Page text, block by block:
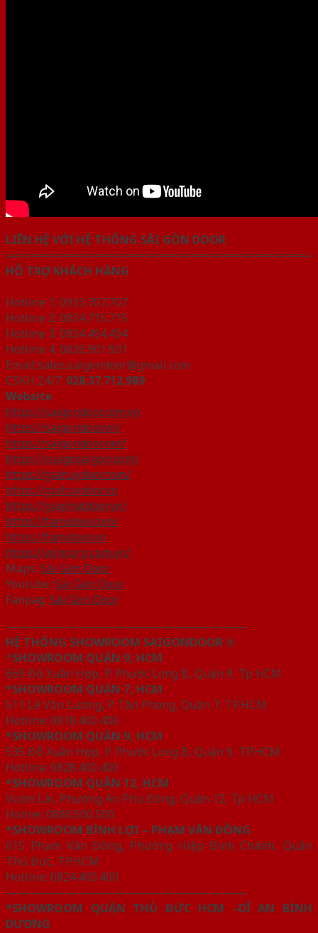
LIÊN HỆ VỚI HỆ THỐNG SÀI GÒN DOOR
================================================
HỖ TRỢ KHÁCH HÀNG
Hotline 1: 0933.707.707
Hotline 2: 0834.715.715
Hotline 3: 0834.494.494
Hotline 4: 0826.901.901
Email:sales.saigondoor@gmail.com
CSKH 24/7: 028.37.712.989
Website
https://saigondoor.com.vn
https://saigondoor.vn/
https://saigondoor.net/
https://cuagosaigon.com/
https://giahuydoor.com/
https://giahuydoor.vn
https://giaphatdoor.vn/
https://famidoor.com/
https://famidoor.vn
https://wincorp.com.vn/
Maps: Sài Gòn Door
Youtube: Sài Gòn Door
Fanpag: Sài Gòn Door
————————————————————
HỆ THỐNG SHOWROOM SAIGONDOOR ®
*SHOWROOM QUẬN 9, HCM
669 Đỗ Xuân Hợp, P. Phước Long B, Quận 9, Tp HCM
*SHOWROOM QUẬN 7, HCM
511 Lê Văn Lương, P. Tân Phong, Quận 7, TP.HCM
Hotline: 0818.400.400
*SHOWROOM QUẬN 9, HCM
535 Đỗ Xuân Hợp, P. Phước Long B, Quận 9, TP.HCM
Hotline: 0828.400.400
*SHOWROOM QUẬN 12, HCM
Vườn Lài, Phường An Phú Đông, Quận 12, Tp HCM
Holine: 0886.500.500
*SHOWROOM BÌNH LỢI – PHẠM VĂN ĐỒNG
615 Phạm Văn Đồng, Phường Hiệp Bình Chánh, Quận
Thủ Đức, TP.HCM
Hotline: 0824.400.400
————————————————————
*SHOWROOM QUẬN THỦ ĐỨC HCM –DĨ AN BÌNH
DƯƠNG